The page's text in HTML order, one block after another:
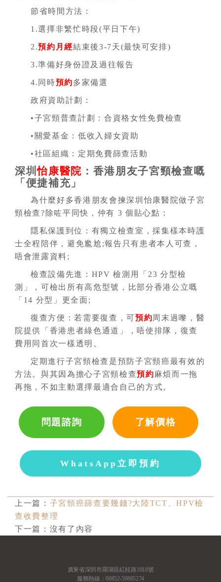
節省時間方法：
1.選擇非繁忙時段(平日下午)
2.預約 月經結束後3-7天(最快可安排)
3.準備好身份證及過往報告
4.同時預約多家備選
政府資助計劃：
•子宮頸普查計劃：合資格女性免費檢查
•關愛基金：低收入婦女資助
•社區組織：定期免費篩查活動
深圳怡康醫院 ：香港朋友子宮頸檢查嘅
「便捷補充」
為什麼好多香港朋友會揀深圳怡康醫院做子宮
頸檢查?除咗平同快，仲有 3 個貼心點：
隱私保護到位：有獨立檢查室，採集樣本時護
士全程陪伴，避免尷尬;報告只有患者本人可查，
唔會泄露資料;
檢查設備先進：HPV 檢測用「23 分型檢
測」，可檢出所有高危型號，比部分香港公立嘅
「14 分型」更全面;
復查方便：若需要復查，可預約周末過嚟，醫
院提供「香港患者綠色通道」，唔使排隊，復查
費用同首次一樣透明。
定期進行子宮頸檢查是預防子宮頸癌最有效的
方法。與其因為擔心子宮頸檢查預約麻煩而一拖
再拖，不如主動選擇最適合自己的方式。
問題諮詢 了解價格
WhatsApp立即預約
上一篇： 子宮頸癌篩查要幾錢?大陸TCT、HPV檢
查收費整理
下一篇：沒有了內容
廣東省深圳市羅湖區紅桂路1018號
服務熱線：00852-59885274